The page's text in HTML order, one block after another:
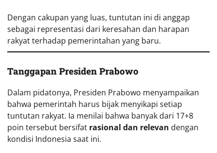
Dengan cakupan yang luas, tuntutan ini di anggap
sebagai representasi dari keresahan dan harapan
rakyat terhadap pemerintahan yang baru.
Tanggapan Presiden Prabowo
Dalam pidatonya, Presiden Prabowo menyampaikan
bahwa pemerintah harus bijak menyikapi setiap
tuntutan rakyat. Ia menilai bahwa banyak dari 17+8
poin tersebut bersifat rasional dan relevan dengan
kondisi Indonesia saat ini.